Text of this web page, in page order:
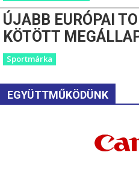
ÚJABB EURÓPAI
KÖTÖTT
Sportmárka
EGYÜTTMŰKÖDÜNK